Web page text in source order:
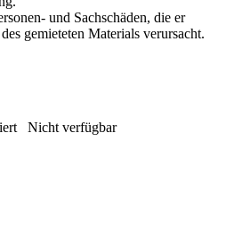
und Sachschäden, die er
gemieteten Materials verursacht.
Nicht verfügbar